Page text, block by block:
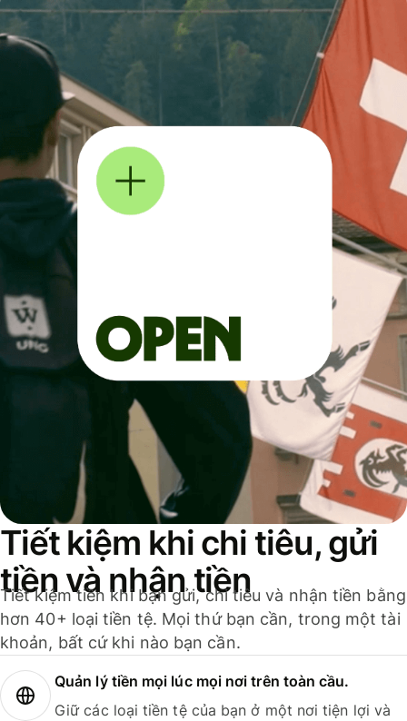
Tiết kiệm khi chi tiêu, gửi
tiền và nhận tiền
Tiết kiệm tiền khi bạn gửi, chi tiêu và nhận tiền bằng
hơn 40+ loại tiền tệ. Mọi thứ bạn cần, trong một tài
khoản, bất cứ khi nào bạn cần.
Quản lý tiền mọi lúc mọi nơi trên toàn cầu.
Giữ các loại tiền tệ của bạn ở một nơi tiện lợi và